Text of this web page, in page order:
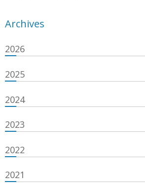
Archives
2026
2025
2024
2023
2022
2021